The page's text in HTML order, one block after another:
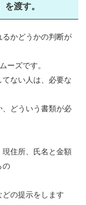
渡す。
かどうかの判断が
ーズです。
ない人は、必要な
どういう書類が必
住所、氏名と金額
の
の提示をします